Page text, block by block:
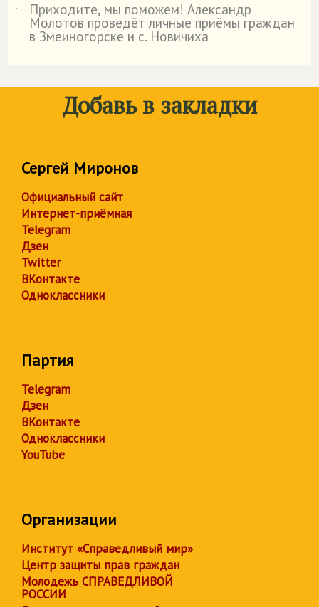
˙
Приходите, мы поможем! Александр
Молотов проведёт личные приёмы граждан
в Змеиногорске и с. Новичиха
Добавь в закладки
Сергей Миронов
Официальный сайт
Интернет-приёмная
Telegram
Дзен
Twitter
ВКонтакте
Одноклассники
Партия
Telegram
Дзен
ВКонтакте
Одноклассники
YouTube
Организации
Институт «Справедливый мир»
Центр защиты прав граждан
Молодежь СПРАВЕДЛИВОЙ
РОССИИ